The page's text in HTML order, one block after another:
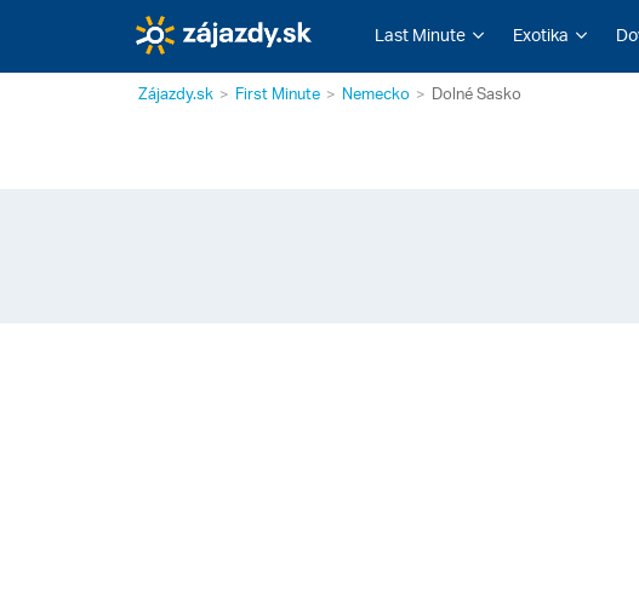
Last Minute Exotika
Zájazdy.sk First Minute Nemecko Dolné Sasko